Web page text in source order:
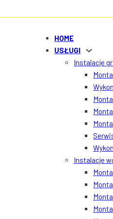
HOME
USŁUGI
Instalacje
Instalacje